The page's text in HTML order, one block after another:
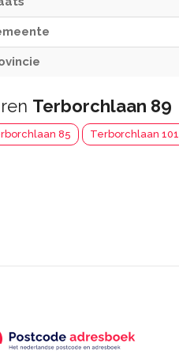
Terborchlaan 89
85 Terborchlaan 101